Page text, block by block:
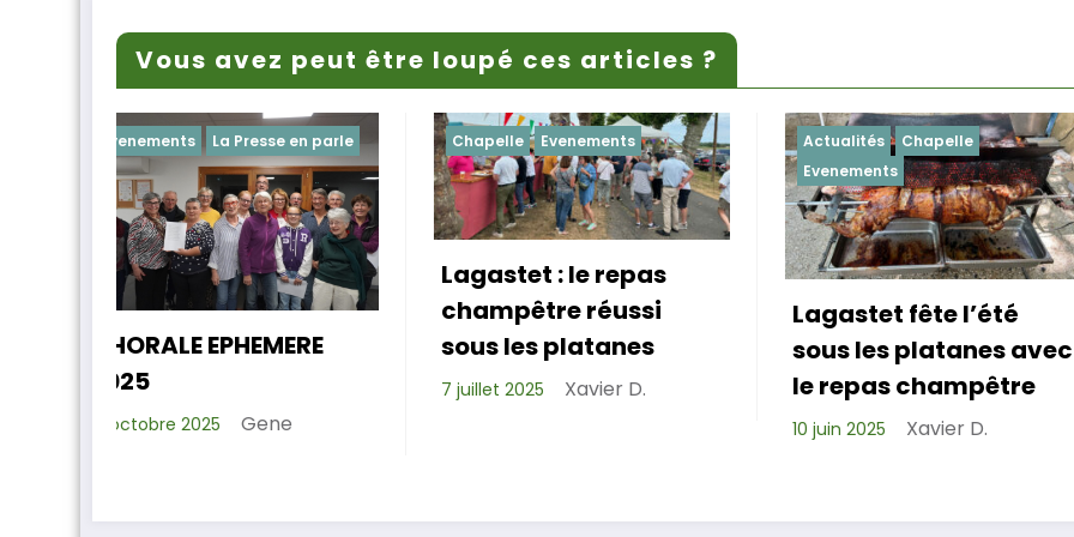
Vous avez peut être loupé ces articles ?
Chapelle Evenements
Lagastet : le repas
champêtre réussi
sous les platanes
Actualités
Chapelle
Evenements
Lagastet fête l’été
sous les platanes avec
le repas champêtre
Actualités
Repas de
réussi pour les
de Lagastet !